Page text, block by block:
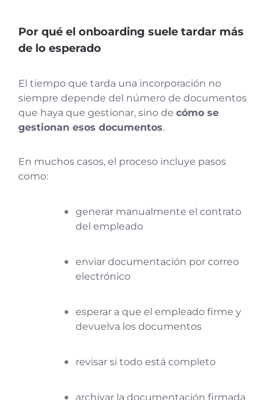
Por qué el onboarding suele tardar más
de lo esperado
El tiempo que tarda una incorporación no
siempre depende del número de documentos
que haya que gestionar, sino de cómo se
gestionan esos documentos.
En muchos casos, el proceso incluye pasos
como:
generar manualmente el contrato
del empleado
enviar documentación por correo
electrónico
esperar a que el empleado firme y
devuelva los documentos
revisar si todo está completo
archivar la documentación firmada